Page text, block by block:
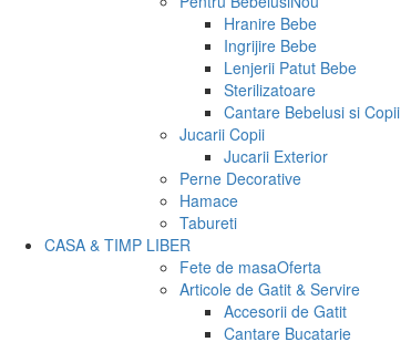
Hranire Bebe
Ingrijire Bebe
Lenjerii Patut Bebe
Sterilizatoare
Cantare Bebelusi si Copii
Jucarii Copii
Jucarii Exterior
Perne Decorative
Hamace
Tabureti
CASA & TIMP LIBER
Fete de masaOferta
Articole de Gatit & Servire
Accesorii de Gatit
Cantare Bucatarie